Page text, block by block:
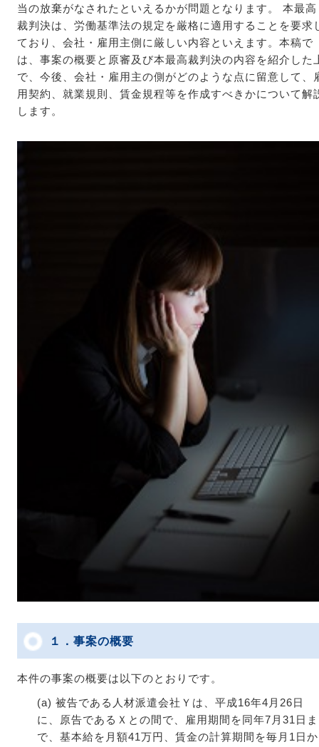
当の放棄がなされたといえるかが問題となります。 本最高
裁判決は、労働基準法の規定を厳格に適用することを要求
ており、会社・雇用主側に厳しい内容といえます。本稿で
は、事案の概要と原審及び本最高裁判決の内容を紹介した
で、今後、会社・雇用主の側がどのような点に留意して、
用契約、就業規則、賃金規程等を作成すべきかについて解
します。
１．事案の概要
本件の事案の概要は以下のとおりです。
(a) 被告である人材派遣会社Ｙは、平成16年4月26日
に、原告であるＸとの間で、雇用期間を同年7月31日ま
で、基本給を月額41万円、賃金の計算期間を毎月1日か